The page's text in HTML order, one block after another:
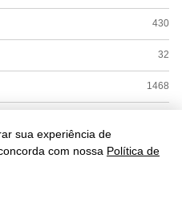
sua experiência de
com nossa Política de
430
32
1468